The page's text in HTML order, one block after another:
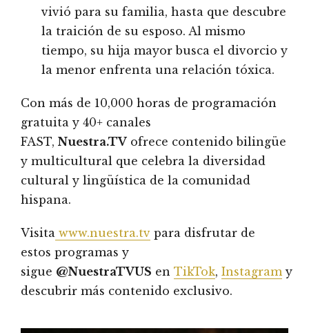
vivió para su familia, hasta que descubre
la traición de su esposo. Al mismo
tiempo, su hija mayor busca el divorcio y
la menor enfrenta una relación tóxica.
Con más de 10,000 horas de programación
gratuita y 40+ canales
FAST, Nuestra.TVofrece contenido bilingüe
y multicultural que celebra la diversidad
cultural y lingüística de la comunidad
hispana.
Visita www.nuestra.tv para disfrutar de
estos programas y
sigue @NuestraTVUS en TikTok, Instagram y
descubrir más contenido exclusivo.